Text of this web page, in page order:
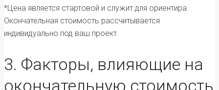
*Цена является стартовой и служит для ориентира.
Окончательная стоимость рассчитывается
индивидуально под ваш проект.
3. Факторы, влияющие на
окончательную стоимость